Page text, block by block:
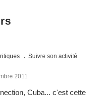
Suivre son activité
2011
Cuba... c'est cette